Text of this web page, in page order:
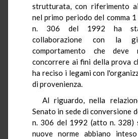
strutturata, con riferimento
nel primo periodo del comma
n. 306 del 1992 ha
collaborazione con la
comportamento che deve
concorrere ai fini della prova
ha reciso i legami con
di provenienza.
Al riguardo, nella
Senato in sede di conversione
n. 306 del 1992 (atto n. 328)
nuove norme abbiano